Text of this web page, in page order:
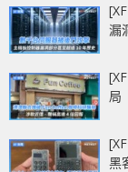
漏
局
黑